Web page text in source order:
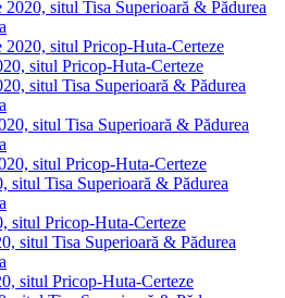
2020, situl Tisa Superioară & Pădurea
2020, situl Pricop-Huta-Certeze
situl Pricop-Huta-Certeze
situl Tisa Superioară & Pădurea
situl Tisa Superioară & Pădurea
situl Pricop-Huta-Certeze
situl Tisa Superioară & Pădurea
situl Pricop-Huta-Certeze
situl Tisa Superioară & Pădurea
situl Pricop-Huta-Certeze